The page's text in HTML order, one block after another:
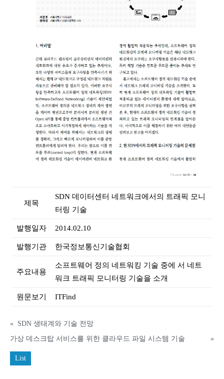
제목
SDN 데이터센터 네트워크에서의 트래픽 모니
터링 기술
발행일자 2014.02.10
발행기관 한국정보통신기술협회
주요내용
소프트웨어 정의 네트워킹 기술 중에 서 네트
워크 트래픽 모니터링 기술을 소개
원문보기 ITFind
« SDN 생태계와 기술 전망
가상 데스크탑 서비스를 위한 클라우드 파일 시스템 기술
»
List